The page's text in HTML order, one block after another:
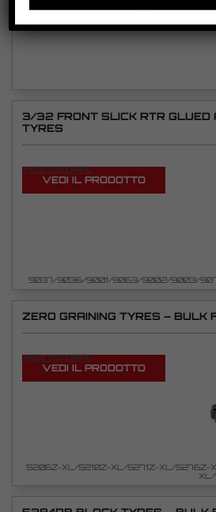
3/32 FRONT SLICK RTR GLUED
TYRES
VEDI TUTORIAL
VEDI IL PRODOTTO
9037/9036/9001/9063/9002/9003/
ZERO GRAINING TYRES – BULK
VEDI TUTORIAL
VEDI IL PRODOTTO
5206Z-XL/5210Z-XL/5271Z-XL/5276Z-